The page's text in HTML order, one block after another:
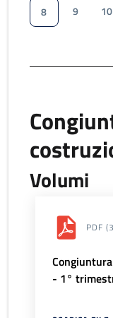
8
9 10
Volumi
PDF
- 1°